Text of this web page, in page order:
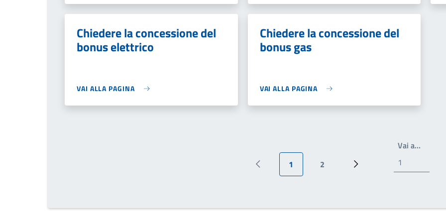
Chiedere la concessione del
bonus elettrico
VAI ALLA PAGINA
Chiedere la concessione del
bonus gas
VAI ALLA PAGINA
Pagina precedente
Pagina attuale
1
Pagina
2
Pagina successiva
Vai a…Scrivi il